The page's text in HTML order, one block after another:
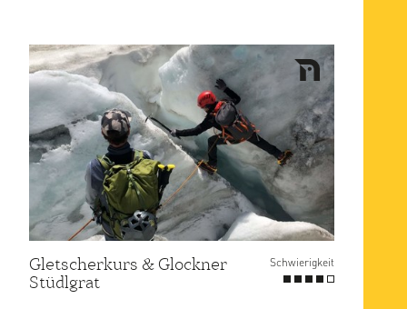
Gletscherkurs & Glockner
Stüdlgrat
Schwierigkeit